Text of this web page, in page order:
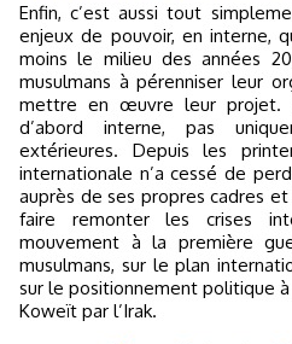
Enfin, c’est aussi tout simplement l’élitisme militant et les
enjeux de pouvoir, en interne,
moins le milieu des années
musulmans à pérenniser leur
mettre en œuvre leur projet.
d’abord interne, pas
extérieures. Depuis les
internationale n’a cessé de
auprès de ses propres cadres
faire remonter les crises
mouvement à la première
musulmans, sur le plan
sur le positionnement politique
Koweït par l’Irak.